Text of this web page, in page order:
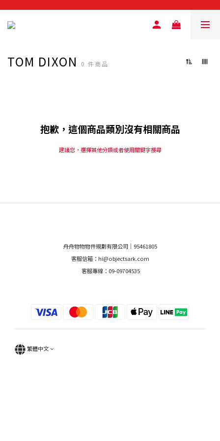
TOM DIXON 0 件商品
抱歉，這個商品類別沒有相關商品
建議您，選擇其他分類或者使用關鍵字搜尋
舟舟物物物件規劃有限公司｜95461805
客服信箱：hi@objectsark.com
客服專線：09-09704535
繁體中文